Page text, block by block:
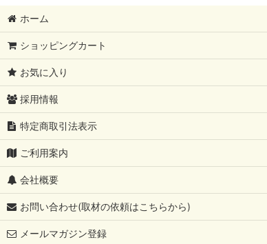
ホーム
ショッピングカート
お気に入り
採用情報
特定商取引法表示
ご利用案内
会社概要
お問い合わせ(取材の依頼はこちらから)
メールマガジン登録